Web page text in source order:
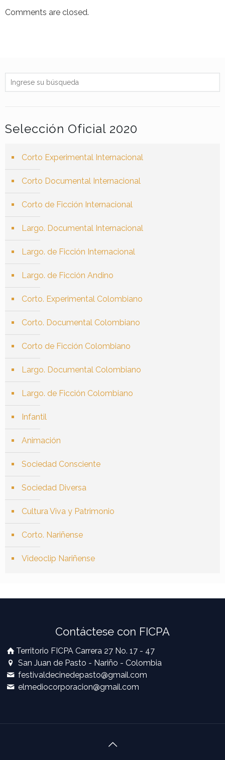
Comments are closed.
Selección Oficial 2020
Corto Experimental Internacional
Corto Documental Internacional
Corto de Ficción Internacional
Largo. Documental Internacional
Largo. de Ficción Internacional
Largo. de Ficción Andino
Corto. Experimental Colombiano
Corto. Documental Colombiano
Corto de Ficción Colombiano
Largo. Documental Colombiano
Largo. de Ficción Colombiano
Infantil
Animación
Sociedad Consciente
Sociedad Diversa
Cultura Viva y Patrimonio
Corto. Nariñense
Videoclip Nariñense
Contáctese con FICPA
Territorio FICPA Carrera 27 No. 17 - 47
San Juan de Pasto - Nariño - Colombia
festivaldecinedepasto@gmail.com
elmediocorporacion@gmail.com